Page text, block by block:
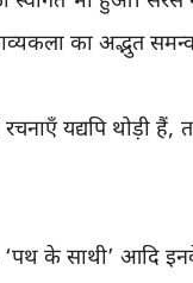
का अद्भुत
यद्यपि थोड़ी हैं,
‘पथ के साथी’ आदि